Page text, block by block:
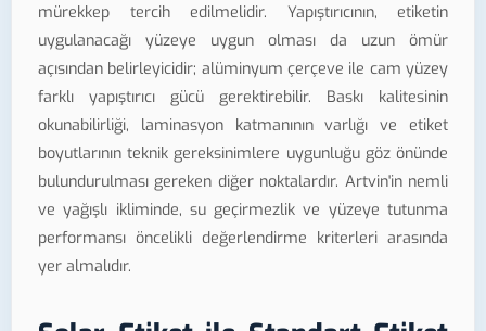
mürekkep tercih edilmelidir. Yapıştırıcının, etiketin
uygulanacağı yüzeye uygun olması da uzun ömür
açısından belirleyicidir; alüminyum çerçeve ile cam yüzey
farklı yapıştırıcı gücü gerektirebilir. Baskı kalitesinin
okunabilirliği, laminasyon katmanının varlığı ve etiket
boyutlarının teknik gereksinimlere uygunluğu göz önünde
bulundurulması gereken diğer noktalardır. Artvin'in nemli
ve yağışlı ikliminde, su geçirmezlik ve yüzeye tutunma
performansı öncelikli değerlendirme kriterleri arasında
yer almalıdır.